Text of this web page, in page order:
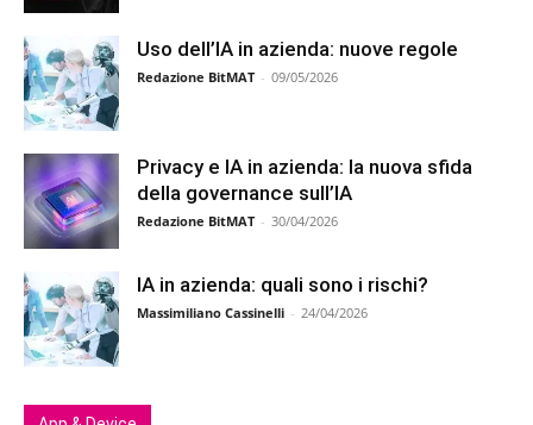
Uso dell’IA in azienda: nuove regole
Redazione BitMAT - 09/05/2026
Privacy e IA in azienda: la nuova sfida
della governance sull’IA
Redazione BitMAT - 30/04/2026
IA in azienda: quali sono i rischi?
Massimiliano Cassinelli - 24/04/2026